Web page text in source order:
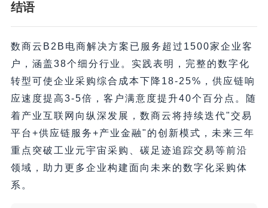
结语
数商云B2B电商解决方案已服务超过1500家企业客
户，涵盖38个细分行业。实践表明，完整的数字化
转型可使企业采购综合成本下降18-25%，供应链响
应速度提高3-5倍，客户满意度提升40个百分点。随
着产业互联网向纵深发展，数商云将持续迭代"交易
平台+供应链服务+产业金融"的创新模式，未来三年
重点突破工业元宇宙采购、碳足迹追踪交易等前沿
领域，助力更多企业构建面向未来的数字化采购体
系。